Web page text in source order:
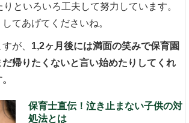
といろいろ工夫して努力しています。
てあげてくださいね。
が、 1,2ヶ月後には満面の笑みで保育園
帰りたくないと言い始めたりしてくれ
保育士直伝！泣き止まない子供の対
処法とは